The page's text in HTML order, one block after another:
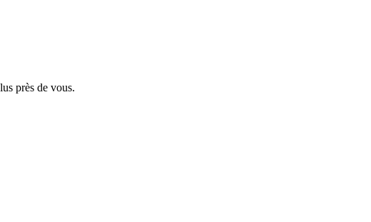
près de vous.